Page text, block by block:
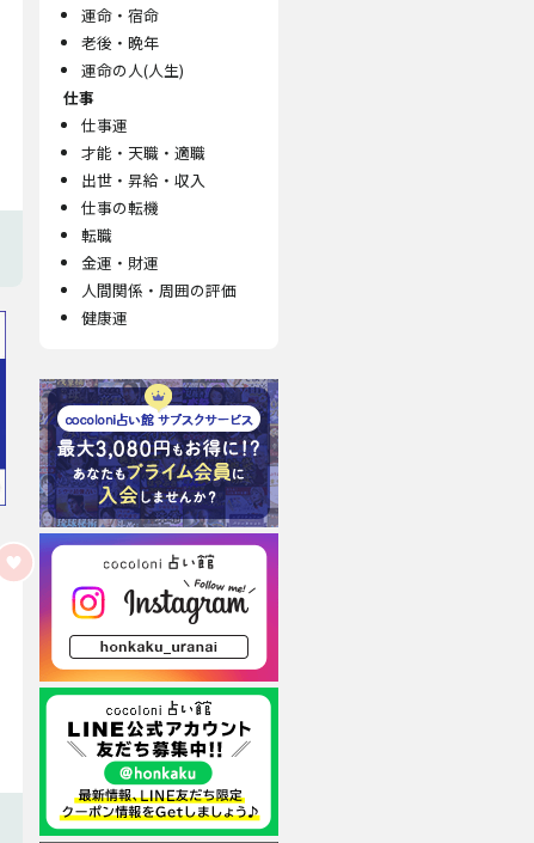
運命・宿命
老後・晩年
運命の人(人生)
仕事
仕事運
才能・天職・適職
出世・昇給・収入
仕事の転機
転職
金運・財運
人間関係・周囲の評価
健康運